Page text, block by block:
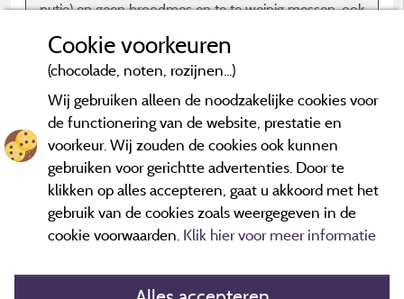
putje) en geen broodmes en te te weinig messen, ook
*Beoordelingen die niet ouder zijn dan drie jaar en een controle
hebben ondergaan.Meer informatie
Cookie voorkeuren
(chocolade, noten, rozijnen...)
Wij gebruiken alleen de noodzakelijke cookies voor
de functionering van de website, prestatie en
voorkeur. Wij zouden de cookies ook kunnen
gebruiken voor gerichtte advertenties. Door te
klikken op alles accepteren, gaat u akkoord met het
gebruik van de cookies zoals weergegeven in de
cookie voorwaarden. Klik hier voor meer informatie